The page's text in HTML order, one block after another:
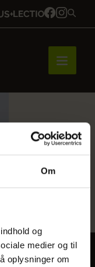
Om
og
medier og til
oplysninger om